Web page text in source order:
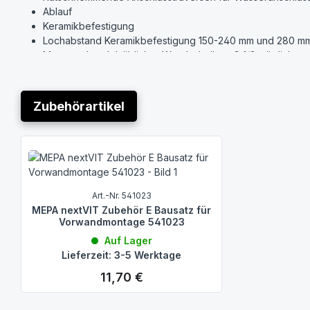
Ablauf
Keramikbefestigung
Lochabstand Keramikbefestigung 150-240 mm und 280
Montage handelsüblicher Wandscheiben G 1/2 möglich
2 schallgedämmte MEPA-Wandscheiben G 1/2
UP-Sipon mit verchromtem Anschlussrohr und
Geruchsverschluss im UP-Gehäuse 50 mm
2 Gewindebolzen M10
Befestigungsmaterial
Hersteller: MEPA Pauli und Menden GmbH
Typ: nextVIT
Artikelnummer: 524002
Zubehör, separat erhältlich:
Wandwinkel-Set zur Einzelmontage vor Massivwand (Nr.
Zubehörartikel
Art.-Nr. 541023
MEPA nextVIT Zubehör E Bausatz für
Vorwandmontage 541023
Auf Lager
Lieferzeit: 3-5 Werktage
Regulärer Preis:
11,70 €